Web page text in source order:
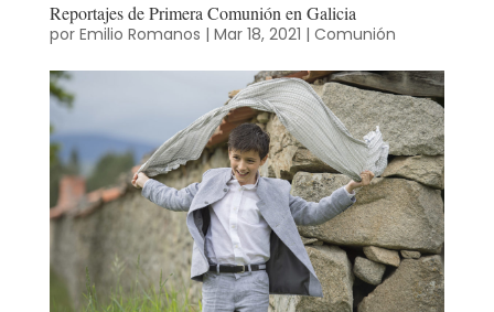
Reportajes de Primera Comunión en Galicia
por Emilio Romanos | Mar 18, 2021 | Comunión